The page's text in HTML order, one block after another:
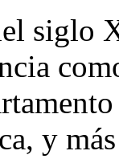
siglo
y